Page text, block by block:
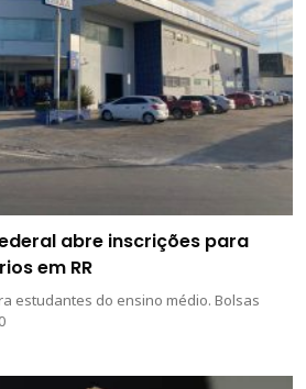
abre inscrições para
em RR
estudantes do ensino médio. Bolsas